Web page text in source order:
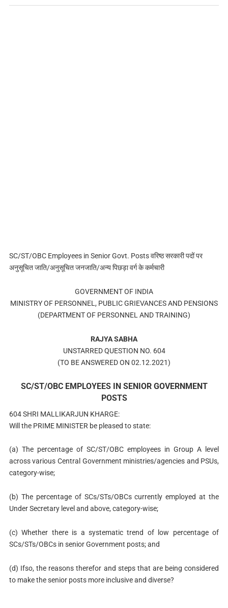
SC/ST/OBC Employees in Senior Govt. Posts वरिष्ठ सरकारी पदों पर
अनुसूचित जाति/अनुसूचित जनजाति/अन्य पिछड़ा वर्ग के कर्मचारी
GOVERNMENT OF INDIA
MINISTRY OF PERSONNEL, PUBLIC GRIEVANCES AND PENSIONS
(DEPARTMENT OF PERSONNEL AND TRAINING)
RAJYA SABHA
UNSTARRED QUESTION NO. 604
(TO BE ANSWERED ON 02.12.2021)
SC/ST/OBC EMPLOYEES IN SENIOR GOVERNMENT
POSTS
604 SHRI MALLIKARJUN KHARGE:
Will the PRIME MINISTER be pleased to state:
(a) The percentage of SC/ST/OBC employees in Group A level
across various Central Government ministries/agencies and PSUs,
category-wise;
(b) The percentage of SCs/STs/OBCs currently employed at the
Under Secretary level and above, category-wise;
(c) Whether there is a systematic trend of low percentage of
SCs/STs/OBCs in senior Government posts; and
(d) Ifso, the reasons therefor and steps that are being considered
to make the senior posts more inclusive and diverse?